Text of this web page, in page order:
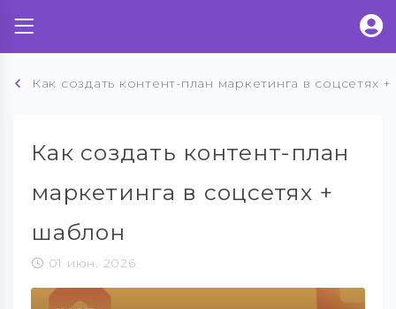
Как создать контент-план маркетинга в соцсетях
Как создать контент-план
маркетинга в соцсетях +
шаблон
01 июн. 2026